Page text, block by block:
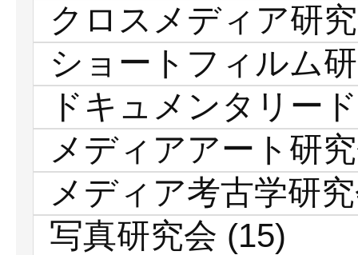
クロスメディア研
ショートフィルム
ドキュメンタリー
メディアアート研
メディア考古学研
写真研究会 (15)